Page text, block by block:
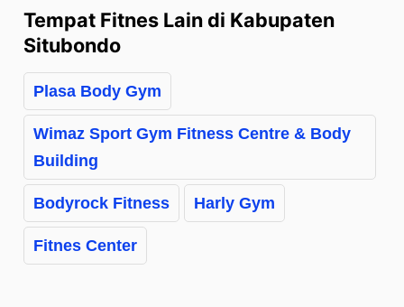
Tempat Fitnes Lain di Kabupaten
Situbondo
Plasa Body Gym
Wimaz Sport Gym Fitness Centre & Body
Building
Bodyrock Fitness Harly Gym
Fitnes Center